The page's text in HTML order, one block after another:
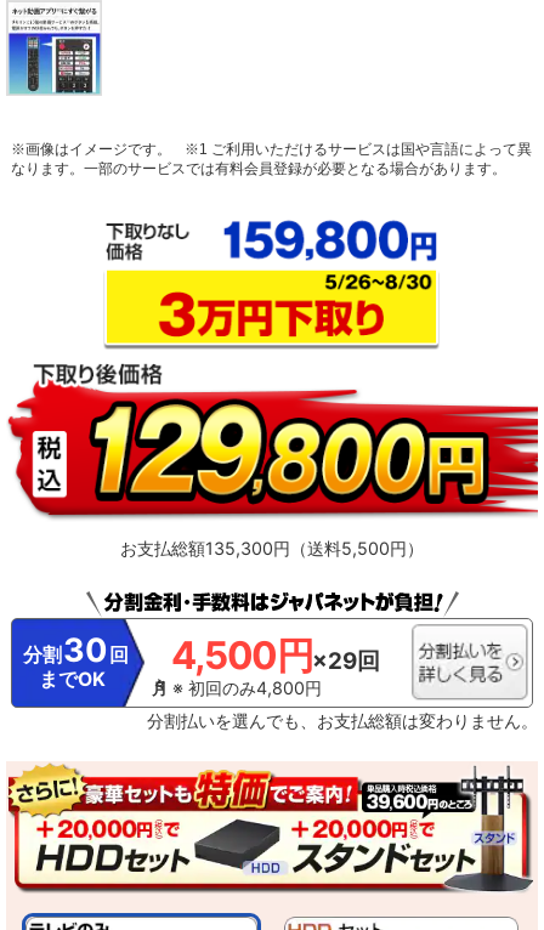
※画像はイメージです。
※1 ご利用いただけるサービスは国や言語によって異
なります。一部のサービスでは有料会員登録が必要となる場合があります。
お支払総額135,300円（送料5,500円）
分割 30 回
までOK
4,500円×29回
※ 初回のみ4,800円
分割払いを選んでも、お支払総額は変わりません。